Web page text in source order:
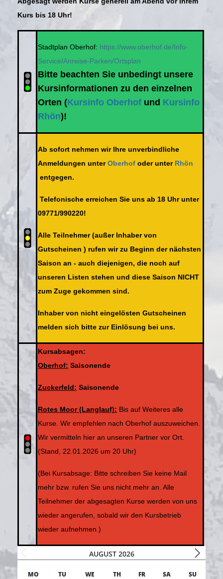
Kurs bis 18 Uhr!
Stadtplan Oberhof: https://www.oberhof.de/Info-
Service/Anreise-Parken/Ortsplan
Bitte beachten Sie unbedingt unsere
Kursinformationen zu den einzelnen
Orten (Kursinfo Oberhof und Kursinfo
Rhön)!
Ab sofort nehmen wir Ihre unverbindliche
Anmeldungen unterOberhof oder unter Rhön
entgegen.
Telefonische erreichen Sie uns ab 18 Uhr unter
09771/990220!
Alle Teilnehmer (außer Inhaber von
Gutscheinen ) rufen wir zu Beginn der nächsten
Saison an - auch diejenigen, die noch auf
unseren Listen stehen und diese Saison NICHT
zum Zuge gekommen sind.
Inhaber von nicht eingelösten Gutscheinen
melden sich bitte zur Einlösung bei uns.
Kursabsagen:
Oberhof: Saisonende
Zuckerfeld: Saisonende
Rotes Moor (Langlauf): Bis auf Weiteres alle
Kurse. Wir empfehlen nach Oberhof auszuweichen.
Wir vermitteln hier an unseren Partner vor Ort.
(Stand, 22.01.2026 um 20 Uhr)
(Bei Kursabsage: Bitte schreiben Sie keine Mail
mehr bzw. rufen Sie uns nicht mehr an. Alle
Teilnehmer der abgesagten Kurse werden von uns
wieder angerufen, sobald wir den Kursbetrieb
wieder aufnehmen.)
AUGUST 2026
MO TU WE TH FR SA SU